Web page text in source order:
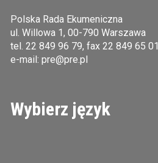
Polska Rada Ekumeniczna
ul. Willowa 1, 00-790 Warszawa
tel. 22 849 96 79, fax 22 849 65 01
e-mail: pre@pre.pl
Wybierz język